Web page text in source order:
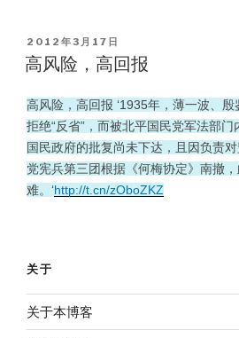
POSTED
ON
2012年3月17日
高风险，高回报
高风险，高回报 ‘1935年，薄一波、
拒绝“反省”，而被北平国民党军法部
国民政府的批复尚未下达，且因负责
党宪兵第三团根据《何梅协定》南撤
难。‘http://t.cn/zOboZKZ
关于
关于本博客